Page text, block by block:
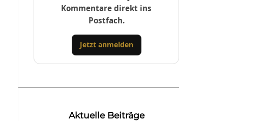
Kommentare direkt ins
Postfach.
Jetzt anmelden
Aktuelle Beiträge